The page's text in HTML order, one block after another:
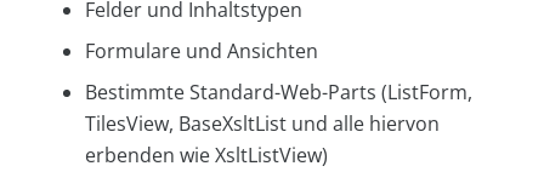
Felder und Inhaltstypen
Formulare und Ansichten
Bestimmte Standard-Web-Parts (ListForm,
TilesView, BaseXsltList und alle hiervon
erbenden wie XsltListView)